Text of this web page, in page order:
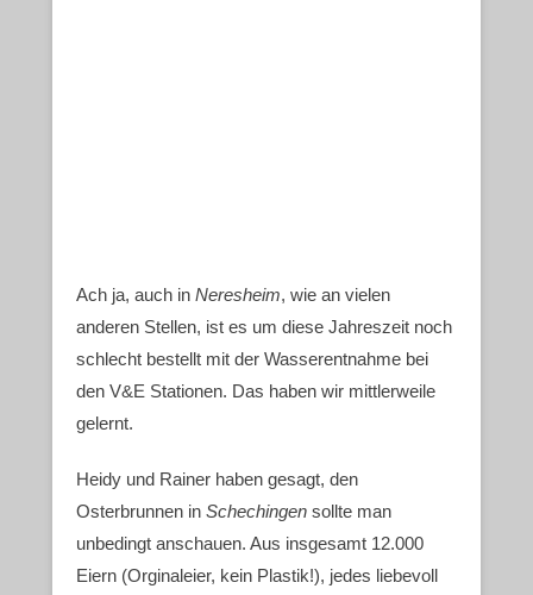
Ach ja, auch in Neresheim, wie an vielen
anderen Stellen, ist es um diese Jahreszeit noch
schlecht bestellt mit der Wasserentnahme bei
den V&E Stationen. Das haben wir mittlerweile
gelernt.
Heidy und Rainer haben gesagt, den
Osterbrunnen in Schechingen sollte man
unbedingt anschauen. Aus insgesamt 12.000
Eiern (Orginaleier, kein Plastik!), jedes liebevoll